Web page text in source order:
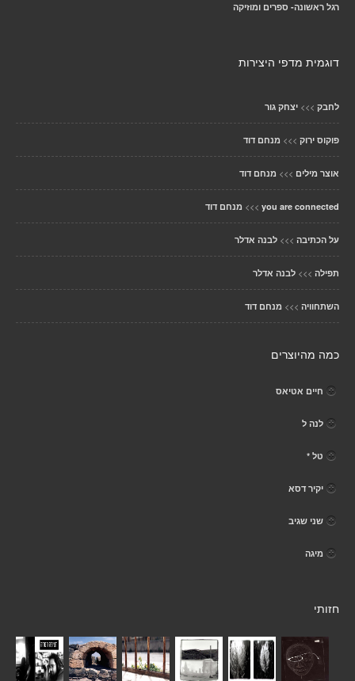
רגל ראשונה- ספרים ומוזיקה
דוגמית מדפי היצירות
לחבק >>> יצחק גור
פוקוס ירוק >>> מנחם דוד
אוצר מילים >>> מנחם דוד
you are connected
>>> מנחם דוד
על הכתיבה >>> לבנה אדלר
תפילה >>> לבנה אדלר
השתחוויה >>> מנחם דוד
כמה מהיוצרים
חיים אטיאס
לנה ל
טל *
יקיר דסא
שני שגיב
מיגה
חזותי